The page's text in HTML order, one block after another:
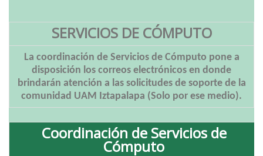
SERVICIOS DE CÓMPUTO
La coordinación de Servicios de Cómputo pone a
disposición los correos electrónicos en donde
brindarán atención a las solicitudes de soporte de la
comunidad UAM Iztapalapa (Solo por ese medio).
Coordinación de Servicios de
Cómputo